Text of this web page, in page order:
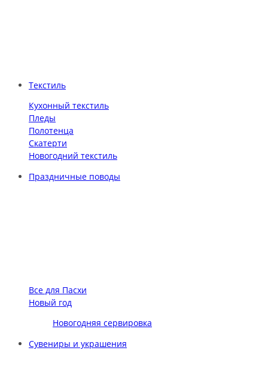
Текстиль
Кухонный текстиль
Пледы
Полотенца
Скатерти
Новогодний текстиль
Праздничные поводы
Все для Пасхи
Новый год
Новогодняя сервировка
Сувениры и украшения